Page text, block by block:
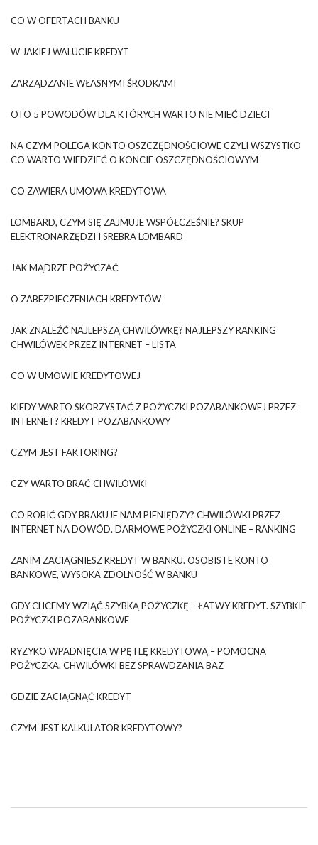
CO W OFERTACH BANKU
W JAKIEJ WALUCIE KREDYT
ZARZĄDZANIE WŁASNYMI ŚRODKAMI
OTO 5 POWODÓW DLA KTÓRYCH WARTO NIE MIEĆ DZIECI
NA CZYM POLEGA KONTO OSZCZĘDNOŚCIOWE CZYLI WSZYSTKO
CO WARTO WIEDZIEĆ O KONCIE OSZCZĘDNOŚCIOWYM
CO ZAWIERA UMOWA KREDYTOWA
LOMBARD, CZYM SIĘ ZAJMUJE WSPÓŁCZEŚNIE? SKUP
ELEKTRONARZĘDZI I SREBRA LOMBARD
JAK MĄDRZE POŻYCZAĆ
O ZABEZPIECZENIACH KREDYTÓW
JAK ZNALEŹĆ NAJLEPSZĄ CHWILÓWKĘ? NAJLEPSZY RANKING
CHWILÓWEK PRZEZ INTERNET – LISTA
CO W UMOWIE KREDYTOWEJ
KIEDY WARTO SKORZYSTAĆ Z POŻYCZKI POZABANKOWEJ PRZEZ
INTERNET? KREDYT POZABANKOWY
CZYM JEST FAKTORING?
CZY WARTO BRAĆ CHWILÓWKI
CO ROBIĆ GDY BRAKUJE NAM PIENIĘDZY? CHWILÓWKI PRZEZ
INTERNET NA DOWÓD. DARMOWE POŻYCZKI ONLINE – RANKING
ZANIM ZACIĄGNIESZ KREDYT W BANKU. OSOBISTE KONTO
BANKOWE, WYSOKA ZDOLNOŚĆ W BANKU
GDY CHCEMY WZIĄĆ SZYBKĄ POŻYCZKĘ – ŁATWY KREDYT. SZYBKIE
POŻYCZKI POZABANKOWE
RYZYKO WPADNIĘCIA W PĘTLĘ KREDYTOWĄ – POMOCNA
POŻYCZKA. CHWILÓWKI BEZ SPRAWDZANIA BAZ
GDZIE ZACIĄGNĄĆ KREDYT
CZYM JEST KALKULATOR KREDYTOWY?